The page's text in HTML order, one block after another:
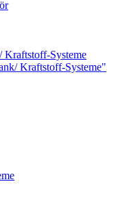
Kraftstoff-Systeme
Kraftstoff-Systeme"